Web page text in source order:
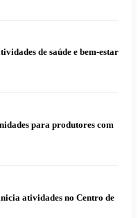
de saúde e bem-estar
para produtores com
atividades no Centro de